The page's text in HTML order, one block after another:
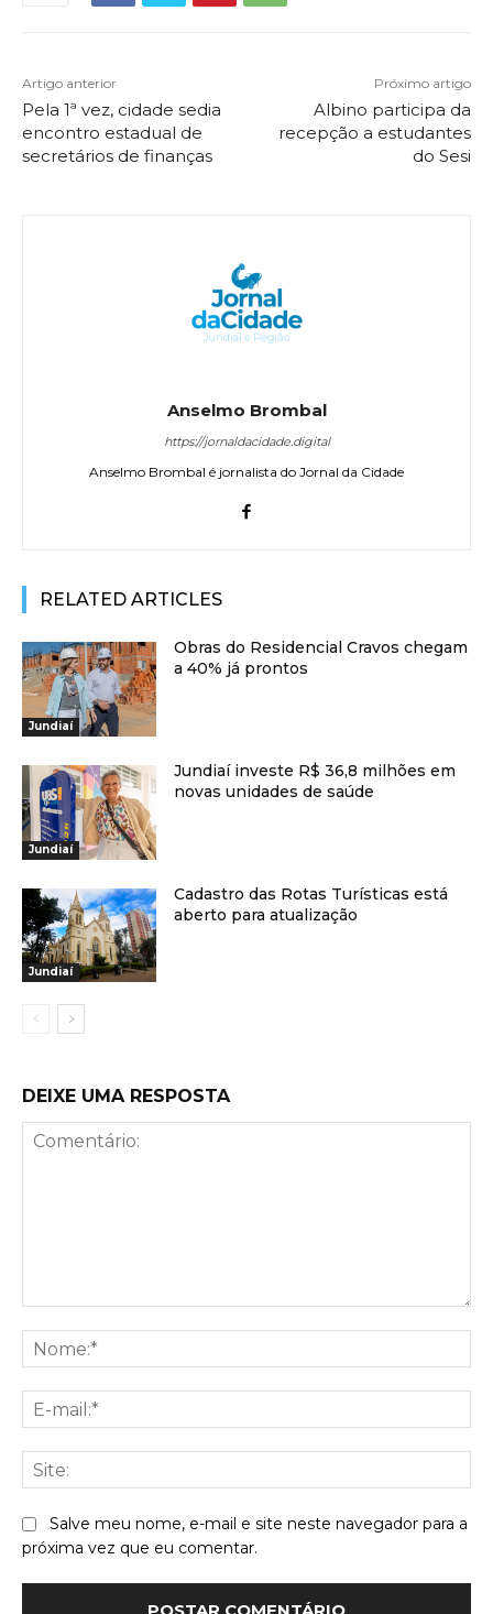
Artigo anterior
Pela 1ª vez, cidade sedia
encontro estadual de
secretários de finanças
Próximo artigo
Albino participa da
recepção a estudantes
do Sesi
Anselmo Brombal
https://jornaldacidade.digital
Anselmo Brombal é jornalista do Jornal da Cidade
RELATED ARTICLES
Jundiaí
Obras do Residencial Cravos chegam
a 40% já prontos
Jundiaí
Jundiaí investe R$ 36,8 milhões em
novas unidades de saúde
Jundiaí
Cadastro das Rotas Turísticas está
aberto para atualização
DEIXE UMA RESPOSTA
Salve meu nome, e-mail e site neste navegador para a
próxima vez que eu comentar.